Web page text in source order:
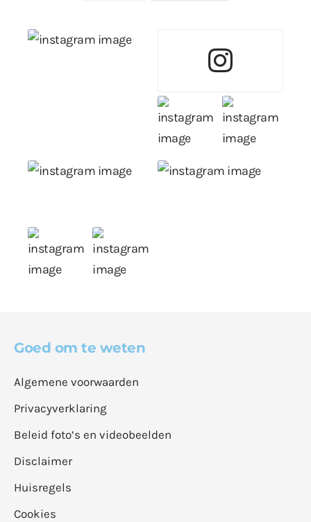
Goed om te weten
Algemene voorwaarden
Privacyverklaring
Beleid foto’s en videobeelden
Disclaimer
Huisregels
Cookies